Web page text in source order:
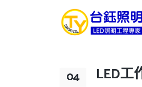
04 LED工